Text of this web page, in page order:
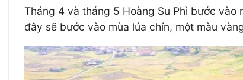
Tháng 4 và tháng 5 Hoàng Su Phì bước vào
đây sẽ bước vào mùa lúa chín, một màu